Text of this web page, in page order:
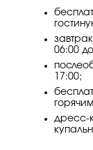
06:00
17:00;
дресс-